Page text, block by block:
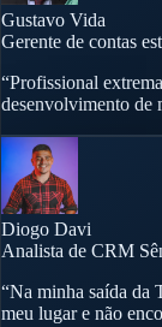
Gustavo Vida
Gerente de contas
“Profissional
desenvolvimento de
Diogo Davi
Analista de CRM
“Na minha saída da
meu lugar e não